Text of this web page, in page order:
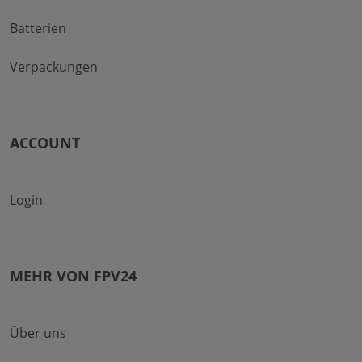
Batterien
Verpackungen
ACCOUNT
Login
MEHR VON FPV24
Über uns